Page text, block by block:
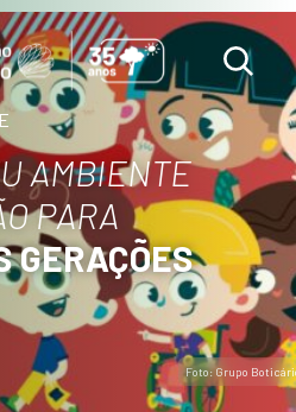
Foto: Grupo
AMBIENTE
PARA
GERAÇÕES